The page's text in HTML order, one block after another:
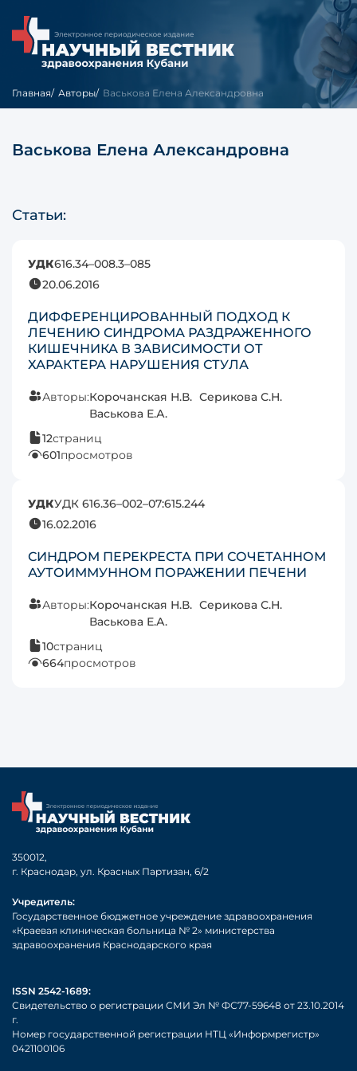
Главная Авторы Васькова Елена Александровна
Васькова Елена Александровна
Статьи:
УДК616.34–008.3–085
20.06.2016
ДИФФЕРЕНЦИРОВАННЫЙ ПОДХОД К
ЛЕЧЕНИЮ СИНДРОМА РАЗДРАЖЕННОГО
КИШЕЧНИКА В ЗАВИСИМОСТИ ОТ
ХАРАКТЕРА НАРУШЕНИЯ СТУЛА
Авторы:Корочанская Н.В. Серикова С.Н.
Васькова Е.А.
12страниц
601просмотров
УДКУДК 616.36–002–07:615.244
16.02.2016
СИНДРОМ ПЕРЕКРЕСТА ПРИ СОЧЕТАННОМ
АУТОИММУННОМ ПОРАЖЕНИИ ПЕЧЕНИ
Авторы:Корочанская Н.В. Серикова С.Н.
Васькова Е.А.
10страниц
664просмотров
350012,
г. Краснодар, ул. Красных Партизан, 6/2
Учредитель:
Государственное бюджетное учреждение здравоохранения
«Краевая клиническая больница № 2» министерства
здравоохранения Краснодарского края
ISSN 2542-1689:
Свидетельство о регистрации СМИ Эл № ФС77-59648 от 23.10.2014
г.
Номер государственной регистрации НТЦ «Информрегистр»
0421100106